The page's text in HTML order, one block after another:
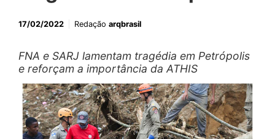
17/02/2022 Redação arqbrasil
FNA e SARJ lamentam tragédia em Petrópolis
e reforçam a importância da ATHIS